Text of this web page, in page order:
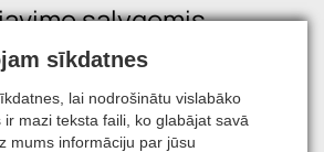
sąlygomis
socialiniuose tinkluose
sīkdatnes
lai nodrošinātu vislabāko
mazi teksta faili, ko glabājat savā
mums informāciju par jūsu